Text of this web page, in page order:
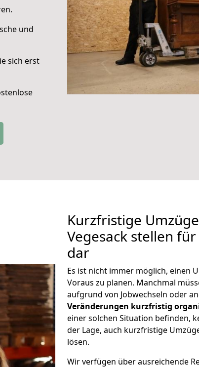
und
sich erst
Kurzfristige
Vegesack stellen
dar
Es ist nicht immer möglich, einen
Voraus zu planen. Manchmal
aufgrund von Jobwechseln oder
Veränderungen kurzfristig
einer solchen Situation befinden,
der Lage, auch kurzfristige
lösen.
Wir verfügen über ausreichende